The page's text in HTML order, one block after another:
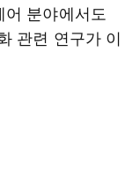
분야에서도
관련 연구가 이